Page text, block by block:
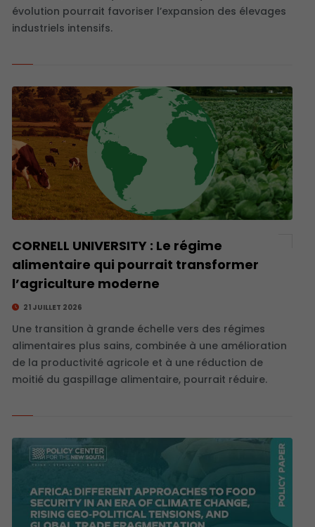
évolution pourrait favoriser l’expansion des élevages
industriels intensifs.
CORNELL UNIVERSITY : Le régime
alimentaire qui pourrait transformer
l’agriculture moderne
21 JUILLET 2026
Une transition à grande échelle vers des régimes
alimentaires plus sains, combinée à une amélioration
de la productivité agricole et à une réduction de
moitié du gaspillage alimentaire, pourrait réduire.